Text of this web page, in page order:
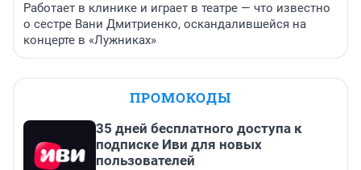
Работает в клинике и играет в театре — что известно
о сестре Вани Дмитриенко, оскандалившейся на
концерте в «Лужниках»
ПРОМОКОДЫ
35 дней бесплатного доступа к
подписке Иви для новых
пользователей